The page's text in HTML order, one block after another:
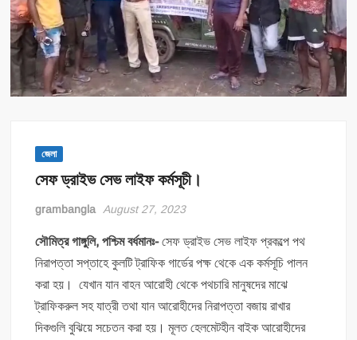
জেলা
সেফ ড্রাইভ সেভ লাইফ কর্মসূচী।
grambangla August 27, 2023
সৌমিত্র গাঙ্গুলি, পশ্চিম বর্ধমানঃ-সেফ ড্রাইভ সেভ লাইফ প্রকল্পে পথ
নিরাপত্তা সপ্তাহে কুলটি ট্রাফিক গার্ডের পক্ষ থেকে এক কর্মসূচি পালন
করা হয়। যেখান যান বাহন আরোহী থেকে পথচারি মানুষদের মাঝে
ট্রাফিকরুল সহ যাত্রী তথা যান আরোহীদের নিরাপত্তা বজায় রাখার
দিকগুলি বুঝিয়ে সচেতন করা হয়। মূলত হেলমেটহীন বাইক আরোহীদের